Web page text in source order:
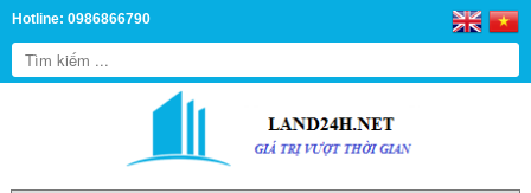
Hotline: 0986866790